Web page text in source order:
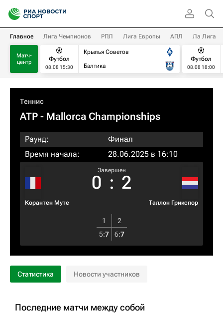
Главное Лига Чемпионов РПЛ Лига Европы АПЛ Ла Лига
Матч-
центр
Футбол
08.08 15:30
Крылья Советов
Балтика
Футбол
08.08 18:00
Теннис
ATP - Mallorca Championships
Раунд:
Финал
Время начала:
28.06.2025 в 16:10
Корантен Муте
Завершен
0 : 2
Таллон Грикспор
1
2
5:7 6:7
Статистика Новости участников
Последние матчи между собой